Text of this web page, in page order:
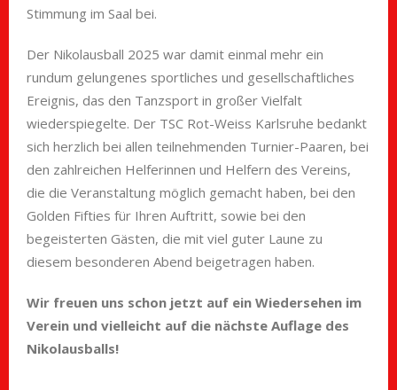
Stimmung im Saal bei.
Der Nikolausball 2025 war damit einmal mehr ein
rundum gelungenes sportliches und gesellschaftliches
Ereignis, das den Tanzsport in großer Vielfalt
wiederspiegelte. Der TSC Rot-Weiss Karlsruhe bedankt
sich herzlich bei allen teilnehmenden Turnier-Paaren, bei
den zahlreichen Helferinnen und Helfern des Vereins,
die die Veranstaltung möglich gemacht haben, bei den
Golden Fifties für Ihren Auftritt, sowie bei den
begeisterten Gästen, die mit viel guter Laune zu
diesem besonderen Abend beigetragen haben.
Wir freuen uns schon jetzt auf ein Wiedersehen im
Verein und vielleicht auf die nächste Auflage des
Nikolausballs!